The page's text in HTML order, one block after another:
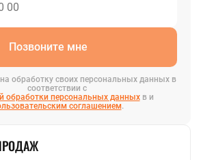
Позвоните мне
обработку своих персональных данных в
соответствии с
обработки персональных данныхв и
соглашением.